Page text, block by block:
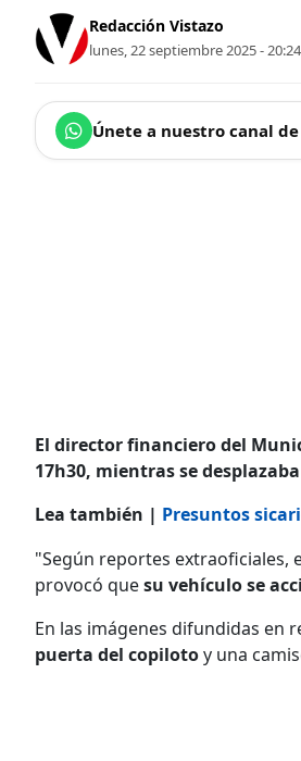
Redacción Vistazo
lunes, 22 septiembre 2025 - 20:24
Únete a nuestro canal
El director financiero del
17h30, mientras se
Lea también | Presuntos
"Según reportes
provocó quesu vehículo se
En las imágenes difundidas en
puerta del copilotoy una